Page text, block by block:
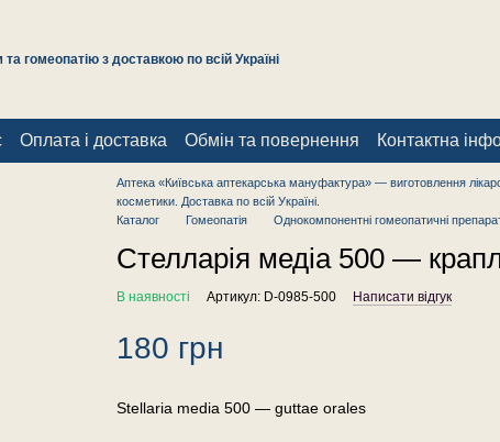
гомеопатію з доставкою по всій Україні
Оплата і доставка Обмін та повернення Контактна
Аптека «Київська аптекарська мануфактура» — виготовлення
косметики. Доставка по всій Україні.
Каталог
Гомеопатія Однокомпонентні гомеопатичні
Стелларія медіа 500 —
В наявності Артикул: D-0985-500 Написати відгук
180 грн
Stellaria media 500 — guttae orales